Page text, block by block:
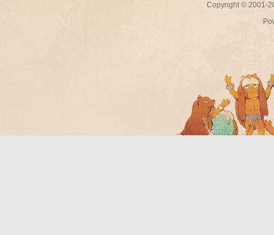
Copyright © 2001-